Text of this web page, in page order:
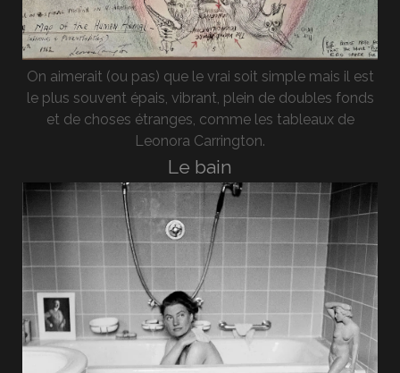
On aimerait (ou pas) que le vrai soit simple mais il est
le plus souvent épais, vibrant, plein de doubles fonds
et de choses étranges, comme les tableaux de
Leonora Carrington.
Le bain